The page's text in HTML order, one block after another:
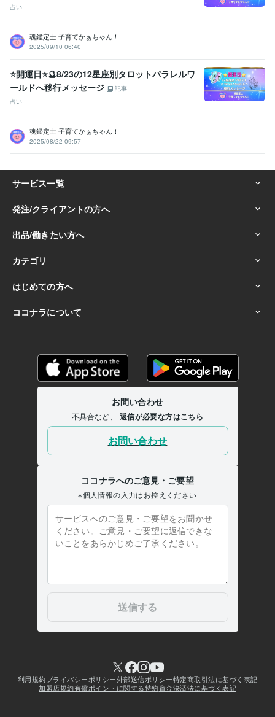
占い
魂鑑定士 子育てかぁちゃん！
2025/09/10 06:40
⭐開運日⭐🔮8/23の12星座別タロットパラレルワ
ールドへ移行メッセージ
記事
占い
魂鑑定士 子育てかぁちゃん！
2025/08/22 09:57